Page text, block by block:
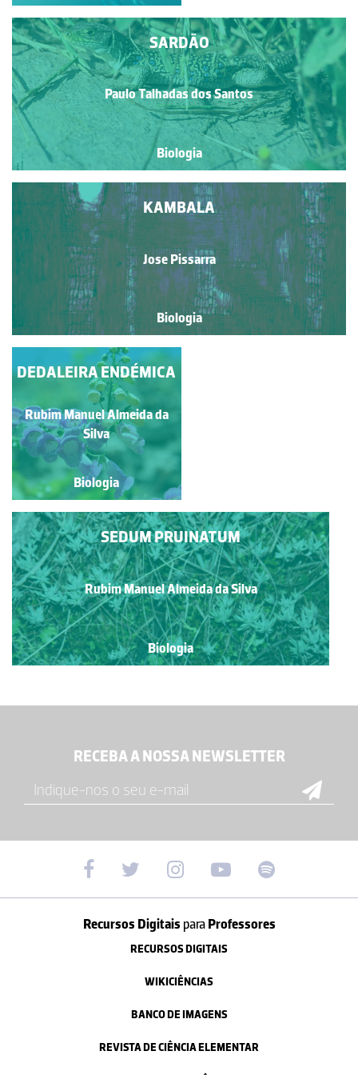
SARDÃO
Paulo Talhadas dos Santos
Biologia
KAMBALA
Jose Pissarra
Biologia
TREPADEIRA-DA-
MADEIRA
Manuela Lopes
Biologia
SEDUM PRUINATUM
Rubim Manuel Almeida da Silva
Biologia
DEDALEIRA ENDÉMICA
Rubim Manuel Almeida da
Silva
Biologia
RECEBA A NOSSA NEWSLETTER
Recursos Digitais paraProfessores
RECURSOS DIGITAIS
WIKICIÊNCIAS
BANCO DE IMAGENS
REVISTA DE CIÊNCIA ELEMENTAR